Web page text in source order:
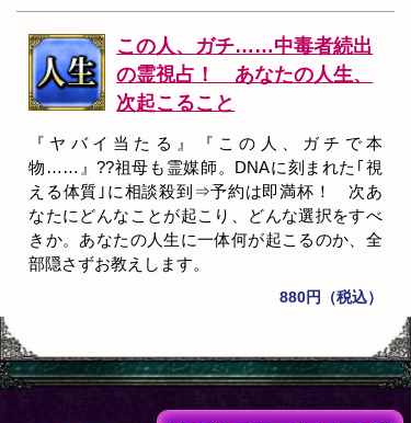
この人、ガチ……中毒者続出
の霊視占！ あなたの人生、
次起こること
『ヤバイ当たる』『この人、ガチで本
物……』??祖母も霊媒師。DNAに刻まれた｢視
える体質｣に相談殺到⇒予約は即満杯！ 次あ
なたにどんなことが起こり、どんな選択をすべ
きか。あなたの人生に一体何が起こるのか、全
部隠さずお教えします。
880円（税込）